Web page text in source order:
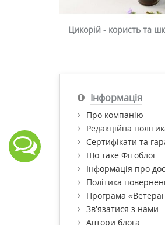
Цикорій - користь та
Інформація
Про компанію
Редакційна
Сертифікати та
Що таке Фітоблог
Інформація про
Політика
Програма
Зв’язатися з нами
Автори блога